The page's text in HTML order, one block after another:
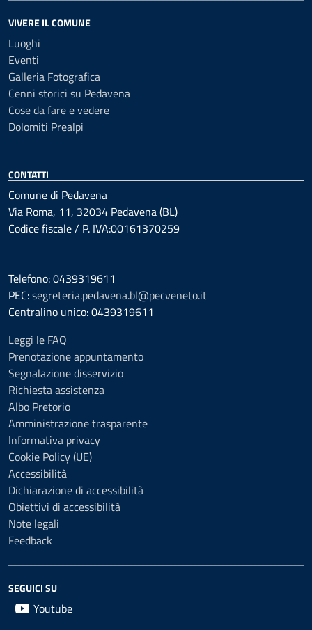
VIVERE IL COMUNE
Luoghi
Eventi
Galleria Fotografica
Cenni storici su Pedavena
Cose da fare e vedere
Dolomiti Prealpi
CONTATTI
Comune di Pedavena
Via Roma, 11, 32034 Pedavena (BL)
Codice fiscale / P. IVA:00161370259
Telefono: 0439319611
PEC:segreteria.pedavena.bl@pecveneto.it
Centralino unico: 0439319611
Leggi le FAQ
Prenotazione appuntamento
Segnalazione disservizio
Richiesta assistenza
Albo Pretorio
Amministrazione trasparente
Informativa privacy
Cookie Policy (UE)
Accessibilità
Dichiarazione di accessibilità
Obiettivi di accessibilità
Note legali
Feedback
SEGUICI SU
Youtube